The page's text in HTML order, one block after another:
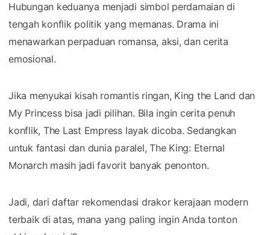
Hubungan keduanya menjadi simbol perdamaian di
tengah konflik politik yang memanas. Drama ini
menawarkan perpaduan romansa, aksi, dan cerita
emosional.
Jika menyukai kisah romantis ringan, King the Land dan
My Princess bisa jadi pilihan. Bila ingin cerita penuh
konflik, The Last Empress layak dicoba. Sedangkan
untuk fantasi dan dunia paralel, The King: Eternal
Monarch masih jadi favorit banyak penonton.
Jadi, dari daftar rekomendasi drakor kerajaan modern
terbaik di atas, mana yang paling ingin Anda tonton